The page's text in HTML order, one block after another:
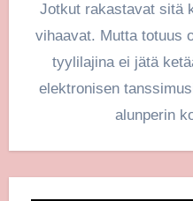
Jotkut rakastavat sitä
vihaavat. Mutta totuus
tyylilajina ei jätä
elektronisen
alunperin